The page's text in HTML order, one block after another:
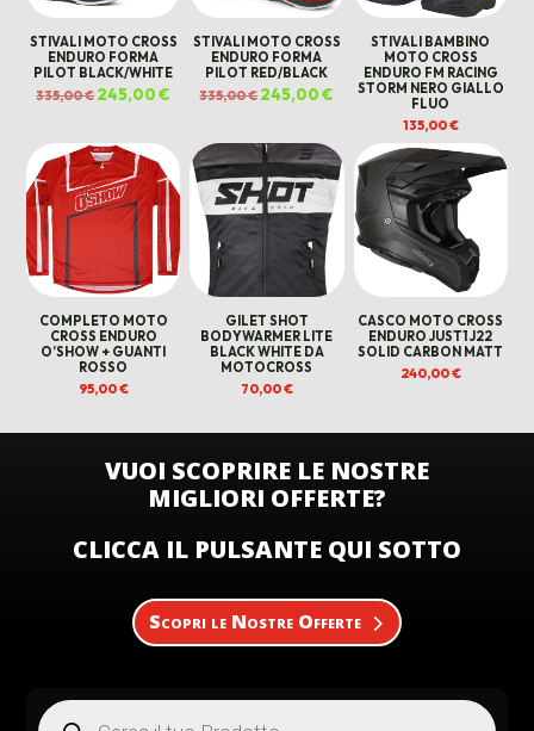
STIVALI MOTO CROSS
ENDURO FORMA
PILOT BLACK/WHITE
335,00€Il
prezzo
335,00 €.
245,00€
prezzo
245,00 €.
STIVALI MOTO CROSS
ENDURO FORMA
PILOT RED/BLACK
335,00€Il
prezzo
335,00 €.
245,00€
245,00 €.
STIVALI BAMBINO
MOTO CROSS
ENDURO FM RACING
STORM NERO GIALLO
FLUO
135,00€
COMPLETO MOTO
CROSS ENDURO
O’SHOW + GUANTI
ROSSO
95,00€
GILET SHOT
BODYWARMER LITE
BLACK WHITE DA
MOTOCROSS
70,00€
CASCO MOTO CROSS
ENDURO JUST1 J22
SOLID CARBON MATT
240,00€
VUOI SCOPRIRE LE NOSTRE
MIGLIORI OFFERTE?
CLICCA IL PULSANTE QUI SOTTO
Scopri le Nostre Offerte
Products
search